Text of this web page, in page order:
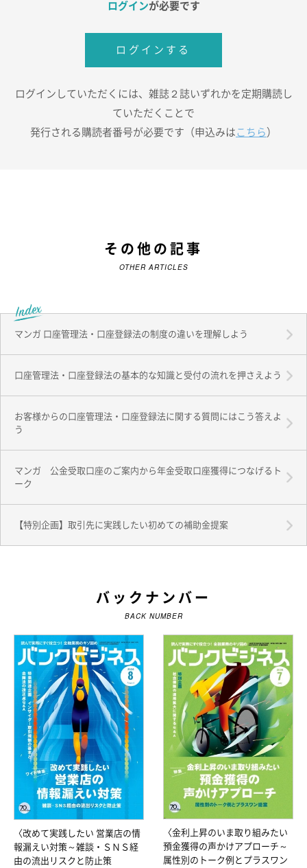
ログインが必要です
ログインする
ログインしていただくには、雑誌２誌いずれかを定期購読し
ていただくことで
発行される購読者番号が必要です（申込みは こちら ）
その他の記事
OTHER ARTICLES
マンガ 口座管理法・口座登録法の制度の違いを理解しよう
口座管理法・口座登録法の基本的な知識と受付の流れを押さえよう
お客様からの口座管理法・口座登録法に関する質問にはこう答えよ
う
マンガ 公金受取口座のご案内から年金受取口座獲得につなげるト
ーク
【特別企画】取引先に実践したい初めての補助金提案
バックナンバー
BACK NUMBER
〈改めて実践したい 営業店の情
報漏えい対策～雑談・ＳＮＳ経
由の流出リスクと防止策
〈金利上昇のいま取り組みたい
預金獲得の声かけアプローチ～
属性別のトーク例とプラスワン